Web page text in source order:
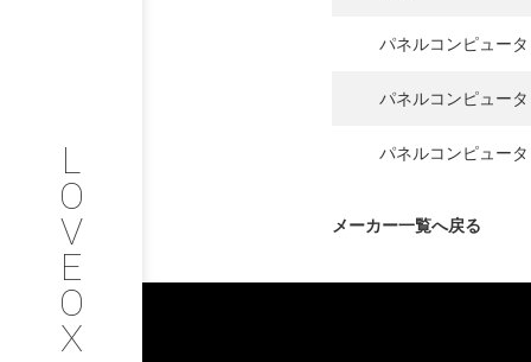
L
O
V
E
O
X
COMPANY
PROFILE
SERVICE
パネルコンピュータ
パネルコンピュータ
パネルコンピュータ
メーカー一覧へ戻る